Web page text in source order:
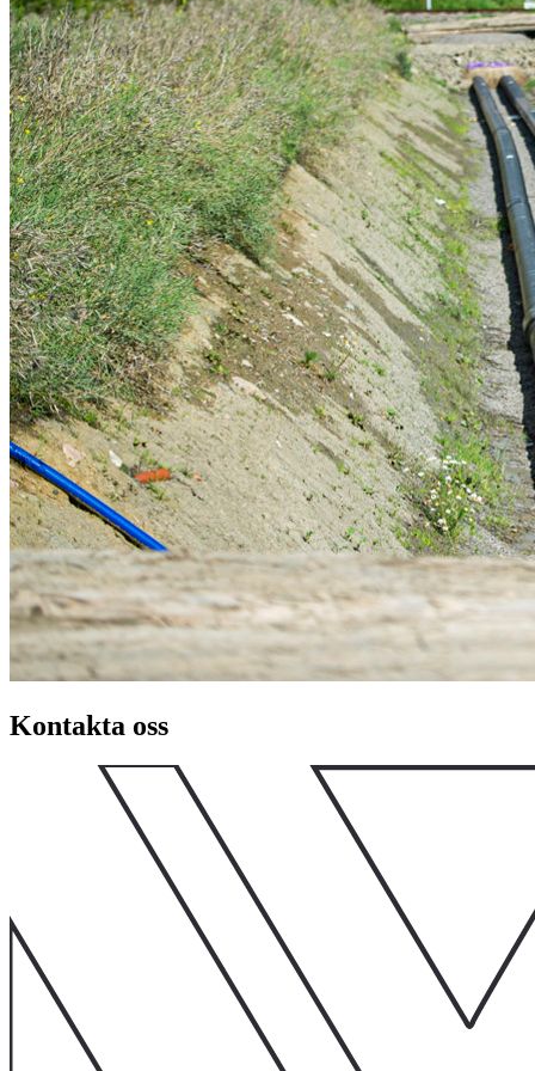
tappvarmvatten och en växlare för att värma upp vattnet i dina
element. Det avsvalnade fjärrvärmevattnet som lämnar ditt hus har
nu en temperatur på ca 40 grader. Det pumpas tillbaka till Södra Cell
där det värms upp på nytt. Så fungerar det - enkelt, smart och
energisparande.
I stort sett hälften av alla svenska hushåll får idag sin värme och sitt
varmvatten från fjärrvärme. Med ökad miljömedvetenhet och med
stigande olje- och elpriser önskar fler och fler få möjlighet att ansluta
sig till ett fjärrvärmenät, vilket innebär en kontinuerlig utbyggnad av
fjärrvärmen i Sverige.
Kontakta oss